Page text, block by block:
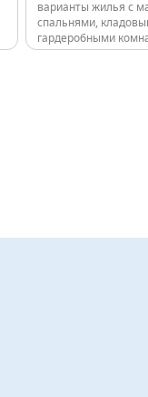
варианты жилья с
спальнями,
гардеробными
также ситихаусы: